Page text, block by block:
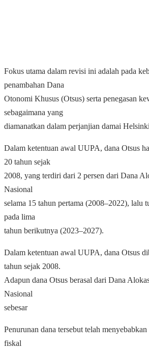
Fokus utama dalam revisi ini adalah pada
penambahan Dana
Otonomi Khusus (Otsus) serta penegasan
sebagaimana yang
diamanatkan dalam perjanjian damai
Dalam ketentuan awal UUPA, dana Otsus
20 tahun sejak
2008, yang terdiri dari 2 persen dari Dana
Nasional
selama 15 tahun pertama (2008–2022), lalu
pada lima
tahun berikutnya (2023–2027).
Dalam ketentuan awal UUPA, dana Otsus
tahun sejak 2008.
Adapun dana Otsus berasal dari Dana
Nasional
sebesar
Penurunan dana tersebut telah
fiskal